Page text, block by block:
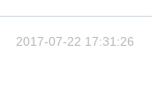
2017-07-22 17:31:26